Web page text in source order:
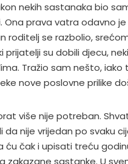
nekih sastanaka bio
Ona prava vatra odavno
roditelj se razbolio,
prijatelji su dobili djecu,
Tražio sam nešto,
nove poslovne prilike
više nije potreban.
da nije vrijedan po svaku
čak i upisati treću
zakazane sastanke. U